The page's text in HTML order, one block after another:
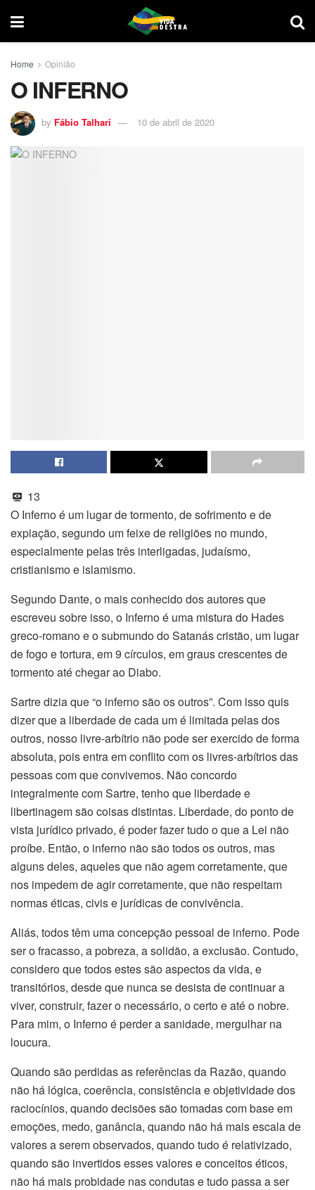
Home Opinião
O INFERNO
by Fábio Talhari 10 de abril de 2020
13
O Inferno é um lugar de tormento, de sofrimento e de
expiação, segundo um feixe de religiões no mundo,
especialmente pelas três interligadas, judaísmo,
cristianismo e islamismo.
Segundo Dante, o mais conhecido dos autores que
escreveu sobre isso, o Inferno é uma mistura do Hades
greco-romano e o submundo do Satanás cristão, um lugar
de fogo e tortura, em 9 círculos, em graus crescentes de
tormento até chegar ao Diabo.
Sartre dizia que “o inferno são os outros”. Com isso quis
dizer que a liberdade de cada um é limitada pelas dos
outros, nosso livre-arbítrio não pode ser exercido de forma
absoluta, pois entra em conflito com os livres-arbítrios das
pessoas com que convivemos. Não concordo
integralmente com Sartre, tenho que liberdade e
libertinagem são coisas distintas. Liberdade, do ponto de
vista jurídico privado, é poder fazer tudo o que a Lei não
proíbe. Então, o inferno não são todos os outros, mas
alguns deles, aqueles que não agem corretamente, que
nos impedem de agir corretamente, que não respeitam
normas éticas, civis e jurídicas de convivência.
Aliás, todos têm uma concepção pessoal de inferno. Pode
ser o fracasso, a pobreza, a solidão, a exclusão. Contudo,
considero que todos estes são aspectos da vida, e
transitórios, desde que nunca se desista de continuar a
viver, construir, fazer o necessário, o certo e até o nobre.
Para mim, o Inferno é perder a sanidade, mergulhar na
loucura.
Quando são perdidas as referências da Razão, quando
não há lógica, coerência, consistência e objetividade dos
raciocínios, quando decisões são tomadas com base em
emoções, medo, ganância, quando não há mais escala de
valores a serem observados, quando tudo é relativizado,
quando são invertidos esses valores e conceitos éticos,
não há mais probidade nas condutas e tudo passa a ser